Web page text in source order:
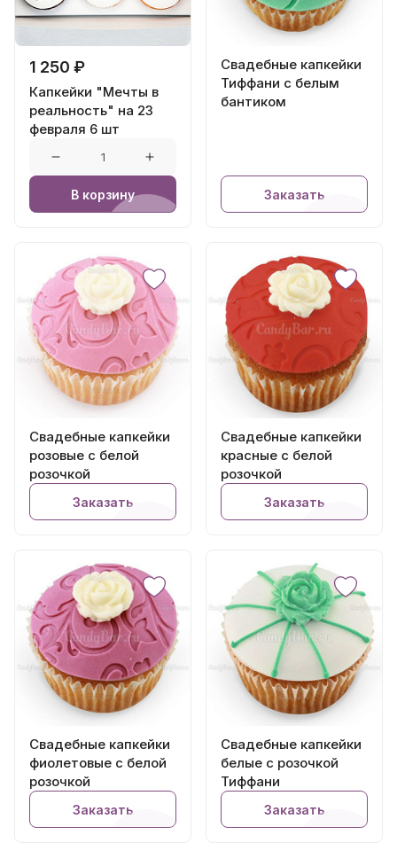
1 250 ₽
Капкейки "Мечты в
реальность" на 23
февраля 6 шт
В корзину
Свадебные капкейки
Тиффани с белым
бантиком
Заказать
Свадебные капкейки
розовые с белой
розочкой
Заказать
Свадебные капкейки
красные с белой
розочкой
Заказать
Свадебные капкейки
фиолетовые с белой
розочкой
Заказать
Свадебные капкейки
белые с розочкой
Тиффани
Заказать